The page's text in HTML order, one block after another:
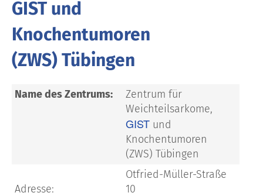
GIST und
Knochentumoren
(ZWS) Tübingen
Name des Zentrums:
Zentrum für
Weichteilsarkome,
GIST und
Knochentumoren
(ZWS) Tübingen
Adresse:
Otfried-Müller-Straße
10